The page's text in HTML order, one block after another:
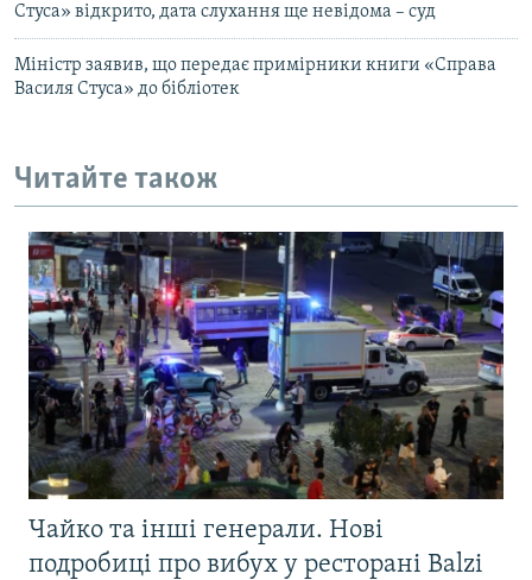
Стуса» відкрито, дата слухання ще невідома – суд
Міністр заявив, що передає примірники книги «Справа
Василя Стуса» до бібліотек
Читайте також
Чайко та інші генерали. Нові
подробиці про вибух у ресторані Balzi